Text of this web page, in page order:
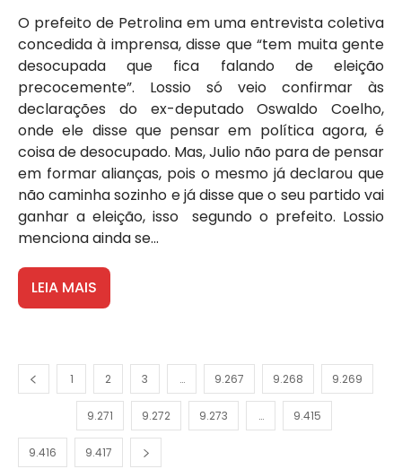
O prefeito de Petrolina em uma entrevista coletiva
concedida à imprensa, disse que “tem muita gente
desocupada que fica falando de eleição
precocemente”. Lossio só veio confirmar às
declarações do ex-deputado Oswaldo Coelho,
onde ele disse que pensar em política agora, é
coisa de desocupado. Mas, Julio não para de pensar
em formar alianças, pois o mesmo já declarou que
não caminha sozinho e já disse que o seu partido vai
ganhar a eleição, isso segundo o prefeito. Lossio
menciona ainda se...
LEIA MAIS
1 2 3 … 9.267 9.268 9.269
9.271 9.272 9.273 … 9.415
9.416 9.417